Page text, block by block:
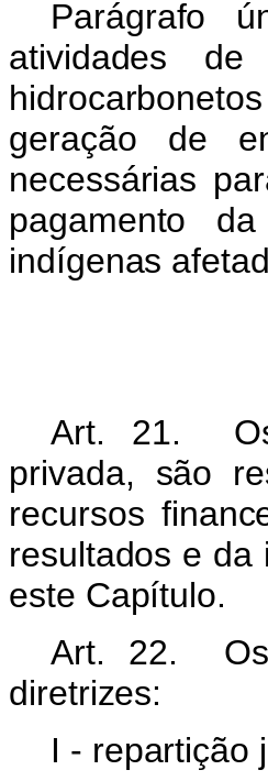
Parágrafo
atividades
geração de
necessárias
pagamento
indígenas
Art. 21. Os
privada, são
recursos
resultados e da
este Capítulo.
Art. 22. Os
diretrizes:
I - repartição